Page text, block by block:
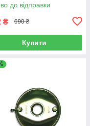
до відправки
₴ 690 ₴
Купити